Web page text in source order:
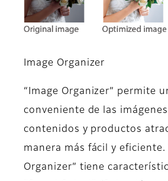
Image Organizer
​“Image Organizer” permite
conveniente de las
contenidos y productos
manera más fácil y eficiente.
Organizer” tiene